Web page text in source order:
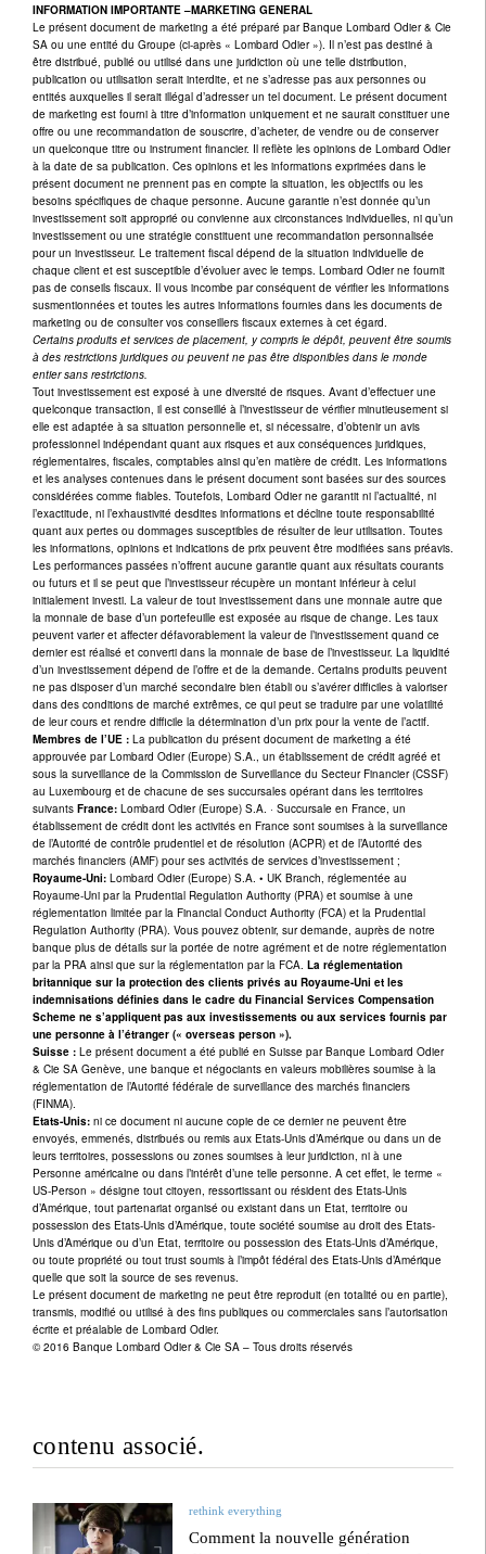
INFORMATION IMPORTANTE –MARKETING GENERAL
Le présent document de marketing a été préparé par Banque Lombard Odier & Cie
SA ou une entité du Groupe (ci-après « Lombard Odier »). Il n’est pas destiné à
être distribué, publié ou utilisé dans une juridiction où une telle distribution,
publication ou utilisation serait interdite, et ne s’adresse pas aux personnes ou
entités auxquelles il serait illégal d’adresser un tel document. Le présent document
de marketing est fourni à titre d’information uniquement et ne saurait constituer une
offre ou une recommandation de souscrire, d’acheter, de vendre ou de conserver
un quelconque titre ou instrument financier. Il reflète les opinions de Lombard Odier
à la date de sa publication. Ces opinions et les informations exprimées dans le
présent document ne prennent pas en compte la situation, les objectifs ou les
besoins spécifiques de chaque personne. Aucune garantie n’est donnée qu’un
investissement soit approprié ou convienne aux circonstances individuelles, ni qu’un
investissement ou une stratégie constituent une recommandation personnalisée
pour un investisseur. Le traitement fiscal dépend de la situation individuelle de
chaque client et est susceptible d’évoluer avec le temps. Lombard Odier ne fournit
pas de conseils fiscaux. Il vous incombe par conséquent de vérifier les informations
susmentionnées et toutes les autres informations fournies dans les documents de
marketing ou de consulter vos conseillers fiscaux externes à cet égard.
Certains produits et services de placement, y compris le dépôt, peuvent être soumis
à des restrictions juridiques ou peuvent ne pas être disponibles dans le monde
entier sans restrictions.
Tout investissement est exposé à une diversité de risques. Avant d’effectuer une
quelconque transaction, il est conseillé à l’investisseur de vérifier minutieusement si
elle est adaptée à sa situation personnelle et, si nécessaire, d’obtenir un avis
professionnel indépendant quant aux risques et aux conséquences juridiques,
réglementaires, fiscales, comptables ainsi qu’en matière de crédit. Les informations
et les analyses contenues dans le présent document sont basées sur des sources
considérées comme fiables. Toutefois, Lombard Odier ne garantit ni l’actualité, ni
l’exactitude, ni l’exhaustivité desdites informations et décline toute responsabilité
quant aux pertes ou dommages susceptibles de résulter de leur utilisation. Toutes
les informations, opinions et indications de prix peuvent être modifiées sans préavis.
Les performances passées n’offrent aucune garantie quant aux résultats courants
ou futurs et il se peut que l’investisseur récupère un montant inférieur à celui
initialement investi. La valeur de tout investissement dans une monnaie autre que
la monnaie de base d’un portefeuille est exposée au risque de change. Les taux
peuvent varier et affecter défavorablement la valeur de l’investissement quand ce
dernier est réalisé et converti dans la monnaie de base de l’investisseur. La liquidité
d’un investissement dépend de l’offre et de la demande. Certains produits peuvent
ne pas disposer d’un marché secondaire bien établi ou s’avérer difficiles à valoriser
dans des conditions de marché extrêmes, ce qui peut se traduire par une volatilité
de leur cours et rendre difficile la détermination d’un prix pour la vente de l’actif.
Membres de l’UE : La publication du présent document de marketing a été
approuvée par Lombard Odier (Europe) S.A., un établissement de crédit agréé et
sous la surveillance de la Commission de Surveillance du Secteur Financier (CSSF)
au Luxembourg et de chacune de ses succursales opérant dans les territoires
suivants France: Lombard Odier (Europe) S.A. · Succursale en France, un
établissement de crédit dont les activités en France sont soumises à la surveillance
de l’Autorité de contrôle prudentiel et de résolution (ACPR) et de l’Autorité des
marchés financiers (AMF) pour ses activités de services d’investissement ;
Royaume-Uni: Lombard Odier (Europe) S.A. • UK Branch, réglementée au
Royaume-Uni par la Prudential Regulation Authority (PRA) et soumise à une
réglementation limitée par la Financial Conduct Authority (FCA) et la Prudential
Regulation Authority (PRA). Vous pouvez obtenir, sur demande, auprès de notre
banque plus de détails sur la portée de notre agrément et de notre réglementation
par la PRA ainsi que sur la réglementation par la FCA. La réglementation
britannique sur la protection des clients privés au Royaume-Uni et les
indemnisations définies dans le cadre du Financial Services Compensation
Scheme ne s’appliquent pas aux investissements ou aux services fournis par
une personne à l’étranger (« overseas person »).
Suisse : Le présent document a été publié en Suisse par Banque Lombard Odier
& Cie SA Genève, une banque et négociants en valeurs mobilières soumise à la
réglementation de l’Autorité fédérale de surveillance des marchés financiers
(FINMA).
Etats-Unis: ni ce document ni aucune copie de ce dernier ne peuvent être
envoyés, emmenés, distribués ou remis aux Etats-Unis d’Amérique ou dans un de
leurs territoires, possessions ou zones soumises à leur juridiction, ni à une
Personne américaine ou dans l’intérêt d’une telle personne. A cet effet, le terme «
US-Person » désigne tout citoyen, ressortissant ou résident des Etats-Unis
d’Amérique, tout partenariat organisé ou existant dans un Etat, territoire ou
possession des Etats-Unis d’Amérique, toute société soumise au droit des Etats-
Unis d’Amérique ou d’un Etat, territoire ou possession des Etats-Unis d’Amérique,
ou toute propriété ou tout trust soumis à l’impôt fédéral des Etats-Unis d’Amérique
quelle que soit la source de ses revenus.
Le présent document de marketing ne peut être reproduit (en totalité ou en partie),
transmis, modifié ou utilisé à des fins publiques ou commerciales sans l’autorisation
écrite et préalable de Lombard Odier.
© 2016 Banque Lombard Odier & Cie SA – Tous droits réservés
contenu associé.
rethink everything
Comment la nouvelle génération